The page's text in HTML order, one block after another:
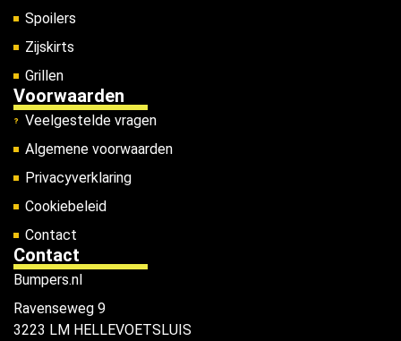
Spoilers
Zijskirts
Grillen
Voorwaarden
Veelgestelde vragen
Algemene voorwaarden
Privacyverklaring
Cookiebeleid
Contact
Contact
Bumpers.nl
Ravenseweg 9
3223 LM HELLEVOETSLUIS